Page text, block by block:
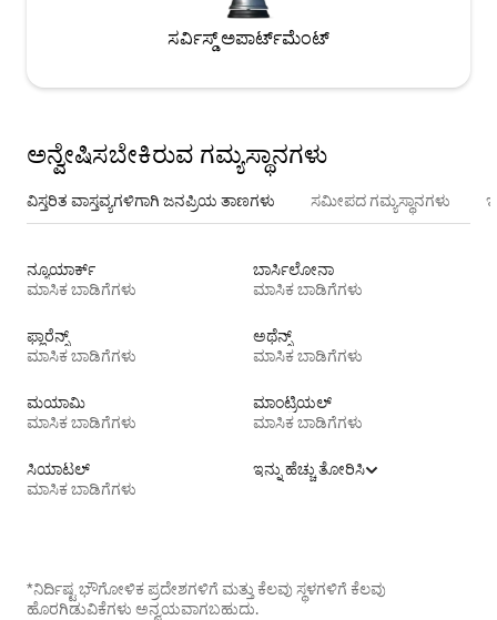
ಸರ್ವಿಸ್ಡ್ ಅಪಾರ್ಟ್‌ಮೆಂಟ್
ಅನ್ವೇಷಿಸಬೇಕಿರುವ ಗಮ್ಯಸ್ಥಾನಗಳು
ವಿಸ್ತರಿತ ವಾಸ್ತವ್ಯಗಳಿಗಾಗಿ ಜನಪ್ರಿಯ ತಾಣಗಳು ಸಮೀಪದ ಗಮ್ಯಸ್ಥಾನಗಳು
ನ್ಯೂಯಾರ್ಕ್
ಮಾಸಿಕ ಬಾಡಿಗೆಗಳು
ಬಾರ್ಸಿಲೋನಾ
ಮಾಸಿಕ ಬಾಡಿಗೆಗಳು
ಫ್ಲಾರೆನ್ಸ್
ಮಾಸಿಕ ಬಾಡಿಗೆಗಳು
ಅಥೆನ್ಸ್
ಮಾಸಿಕ ಬಾಡಿಗೆಗಳು
ಮಯಾಮಿ
ಮಾಸಿಕ ಬಾಡಿಗೆಗಳು
ಮಾಂಟ್ರಿಯಲ್
ಮಾಸಿಕ ಬಾಡಿಗೆಗಳು
ಸಿಯಾಟಲ್
ಮಾಸಿಕ ಬಾಡಿಗೆಗಳು
ಇನ್ನು ಹೆಚ್ಚು ತೋರಿಸಿ
*ನಿರ್ದಿಷ್ಟ ಭೌಗೋಳಿಕ ಪ್ರದೇಶಗಳಿಗೆ ಮತ್ತು ಕೆಲವು ಸ್ಥಳಗಳಿಗೆ ಕೆಲವು
ಹೊರಗಿಡುವಿಕೆಗಳು ಅನ್ವಯವಾಗಬಹುದು.